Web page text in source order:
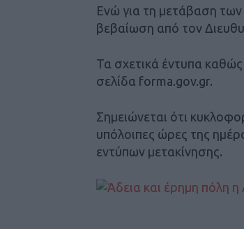
Ενώ για τη μετάβαση των
βεβαίωση από τον
Τα σχετικά έντυπα καθώς
σελίδα forma.gov.gr.
Σημειώνεται ότι
υπόλοιπες ώρες της
εντύπων μετακίνησης.